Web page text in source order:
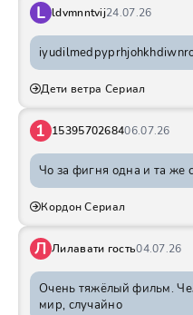
L ldvmnntvij24.07.26
Дети ветра Сериал
1 1539570268406.07.26
Чо за фигня одна и та же
Кордон Сериал
Л Лилавати гость04.07.26
Очень тяжёлый фильм.
мир, случайно